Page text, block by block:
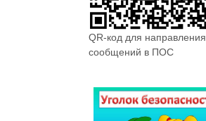
QR-код для направления
сообщений в ПОС